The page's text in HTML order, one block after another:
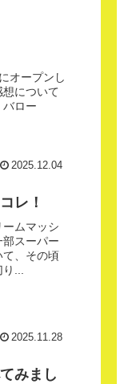
オープンし
について
ロー
2025.12.04
レ！
ムマッシ
スーパー
て、その頃
り...
2025.11.28
みまし